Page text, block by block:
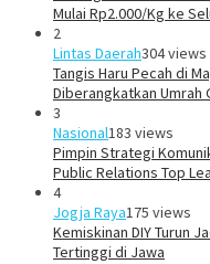
Mulai Rp2.000/Kg ke
2
Lintas Daerah304 views
Tangis Haru Pecah di
Diberangkatkan Umrah
3
Nasional183 views
Pimpin Strategi
Public Relations Top
4
Jogja Raya175 views
Kemiskinan DIY Turun
Tertinggi di Jawa